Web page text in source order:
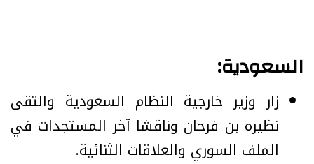
السعودية:
زار وزير خارجية النظام السعودية والتقى
نظيره بن فرحان وناقشا آخر المستجدات في
الملف السوري والعلاقات الثنائية.